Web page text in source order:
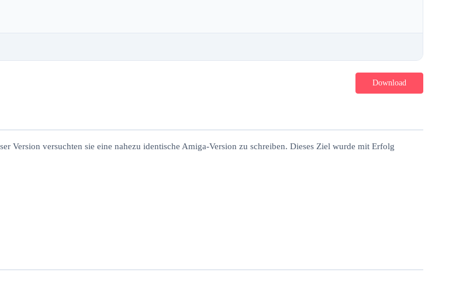
Download
Version versuchten sie eine nahezu identische Amiga-Version zu schreiben. Dieses Ziel wurde mit Erfolg